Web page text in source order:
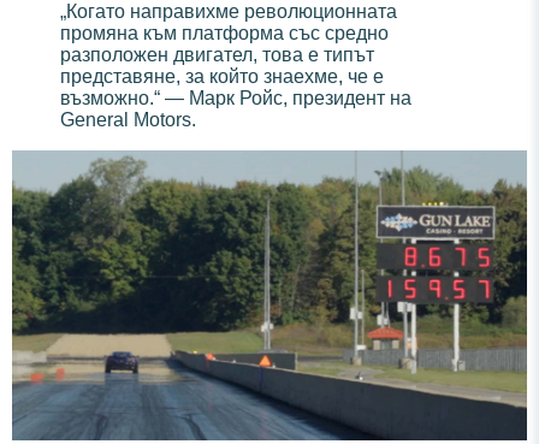
„Когато направихме революционната
промяна към платформа със средно
разположен двигател, това е типът
представяне, за който знаехме, че е
възможно.“ — Марк Ройс, президент на
General Motors.